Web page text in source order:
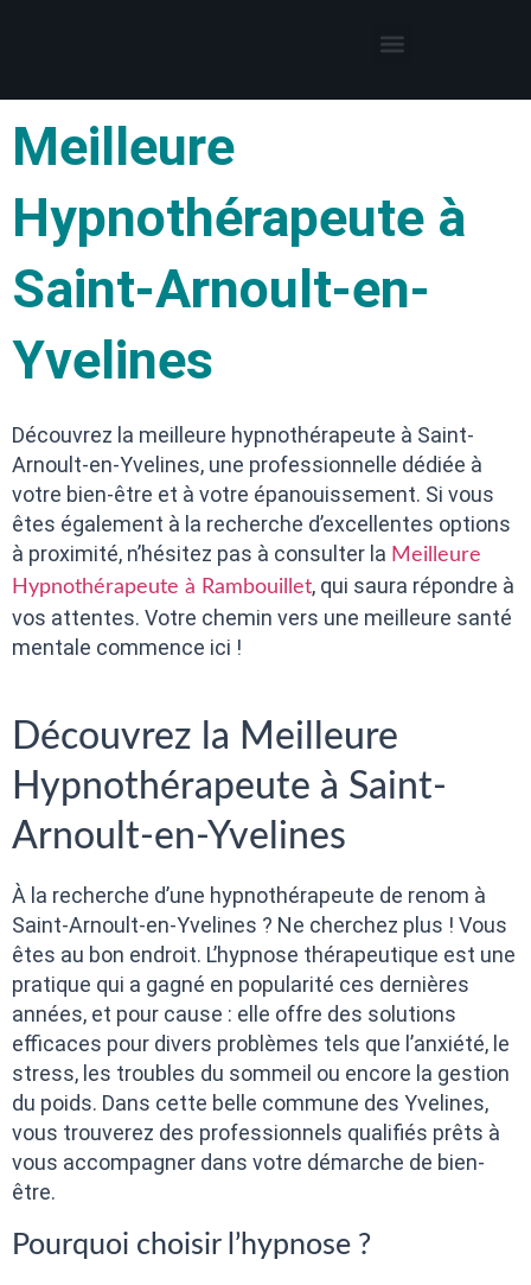
Meilleure
Hypnothérapeute à
Saint-Arnoult-en-
Yvelines
Découvrez la meilleure hypnothérapeute à Saint-
Arnoult-en-Yvelines, une professionnelle dédiée à
votre bien-être et à votre épanouissement. Si vous
êtes également à la recherche d’excellentes options
à proximité, n’hésitez pas à consulter la Meilleure
Hypnothérapeute à Rambouillet, qui saura répondre à
vos attentes. Votre chemin vers une meilleure santé
mentale commence ici !
Découvrez la Meilleure
Hypnothérapeute à Saint-
Arnoult-en-Yvelines
À la recherche d’une hypnothérapeute de renom à
Saint-Arnoult-en-Yvelines ? Ne cherchez plus ! Vous
êtes au bon endroit. L’hypnose thérapeutique est une
pratique qui a gagné en popularité ces dernières
années, et pour cause : elle offre des solutions
efficaces pour divers problèmes tels que l’anxiété, le
stress, les troubles du sommeil ou encore la gestion
du poids. Dans cette belle commune des Yvelines,
vous trouverez des professionnels qualifiés prêts à
vous accompagner dans votre démarche de bien-
être.
Pourquoi choisir l’hypnose ?